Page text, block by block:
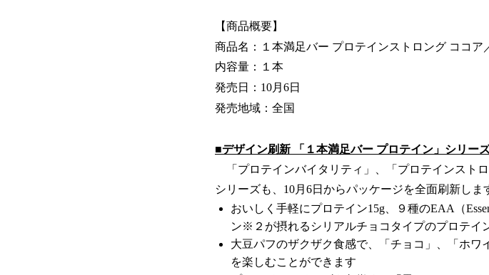
【商品概要】
商品名：１本満足バー プロテインストロング ココ
内容量：１本
発売日：10月6日
発売地域：全国
■デザイン刷新 「１本満足バー プロテイン」シリー
「プロテインバイタリティ」、「プロテインスト
シリーズも、10月6日からパッケージを全面刷新しま
おいしく手軽にプロテイン15g、９種のEAA（
ン※２が摂れるシリアルチョコタイプのプロテイ
大豆パフのザクザク食感で、「チョコ」、「ホ
を楽しむことができます